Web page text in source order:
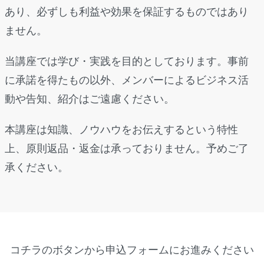
あり、必ずしも利益や効果を保証するものではあり
ません。
当講座では学び・実践を目的としております。事前
に承諾を得たもの以外、メンバーによるビジネス活
動や告知、紹介はご遠慮ください。
本講座は知識、ノウハウをお伝えするという特性
上、原則返品・返金は承っておりません。予めご了
承ください。
コチラのボタンから申込フォームにお進みください